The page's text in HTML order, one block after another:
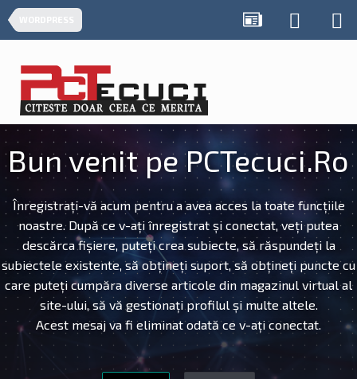
Bun venit pe PCTecuci.Ro
Înregistrați-vă acum pentru a avea acces la toate funcțiile
noastre. După ce v-ați înregistrat și conectat, veți putea
descărca fișiere, puteți crea subiecte, să răspundeți la
subiectele existente, să obțineți suport, să obțineți puncte cu
care puteți cumpăra diverse articole din magazinul virtual al
site-ului, să vă gestionați profilul și multe altele.
Acest mesaj va fi eliminat odată ce v-ați conectat.